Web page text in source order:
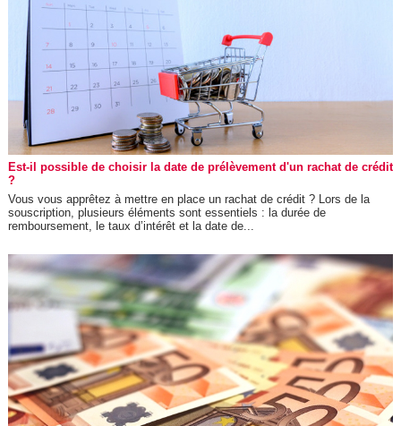
Est-il possible de choisir la date de prélèvement d'un rachat de crédit
?
Vous vous apprêtez à mettre en place un rachat de crédit ? Lors de la
souscription, plusieurs éléments sont essentiels : la durée de
remboursement, le taux d’intérêt et la date de...